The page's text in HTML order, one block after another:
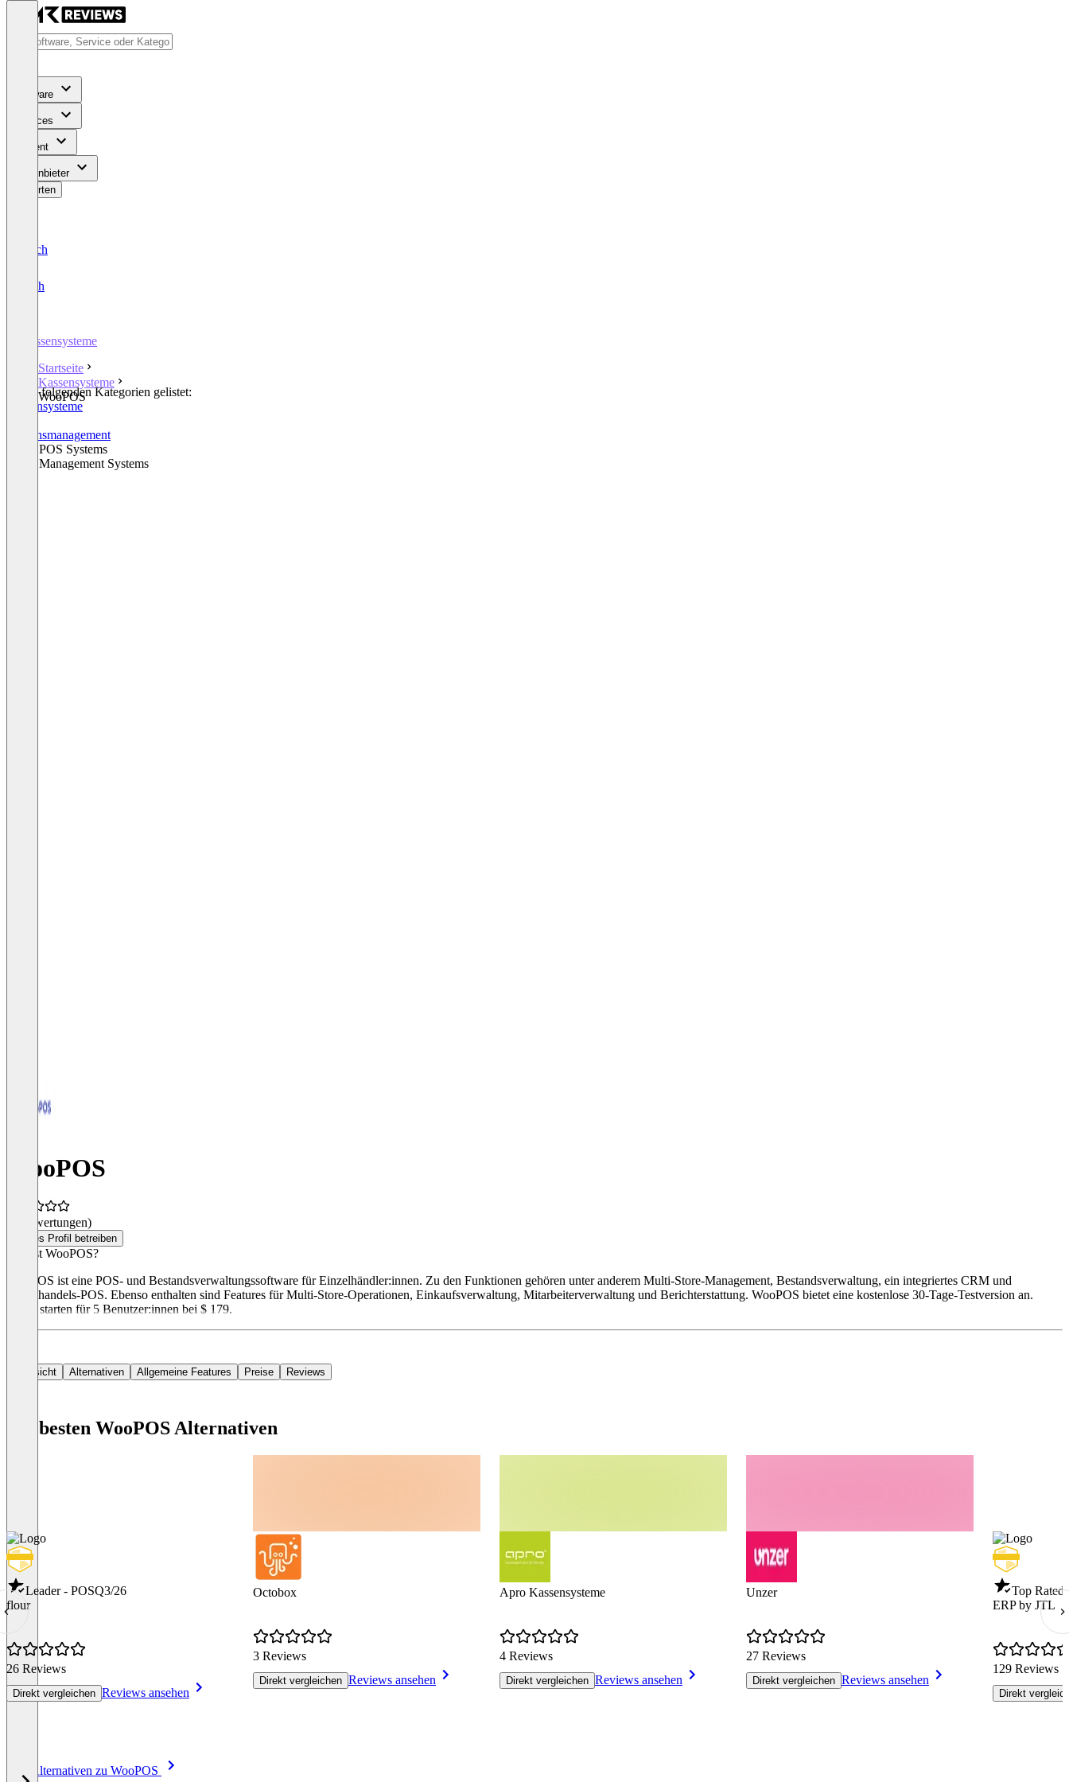
Software
Services
Content
Für Anbieter
Bewerten
Deutsch
English
Kassensysteme
Startseite
Kassensysteme
WooPOS
In den folgenden Kategorien gelistet:
Kassensysteme
Wissensmanagement
Retail POS Systems
Retail Management Systems
WooPOS
(0 Bewertungen)
Dieses Profil betreiben
Was ist WooPOS?
WooPOS ist eine POS- und Bestandsverwaltungssoftware für Einzelhändler:innen. Zu den Funktionen gehören unter anderem Multi-Store-Management, Bestandsverwaltung, ein integriertes CRM und
Einzelhandels-POS. Ebenso enthalten sind Features für Multi-Store-Operationen, Einkaufsverwaltung, Mitarbeiterverwaltung und Berichterstattung. WooPOS bietet eine kostenlose 30-Tage-Testversion an.
Preise starten für 5 Benutzer:innen bei $ 179.
Übersicht Alternativen Allgemeine Features Preise Reviews
Die besten WooPOS Alternativen
Leader - POSQ3/26
flour
26 Reviews
Direkt vergleichen Reviews ansehen
Octobox
3 Reviews
Direkt vergleichen Reviews ansehen
Apro Kassensysteme
4 Reviews
Direkt vergleichen Reviews ansehen
Unzer
27 Reviews
Direkt vergleichen Reviews ansehen
Top Rated
ERP by JTL
129 Reviews
Direkt
Alle Alternativen zu WooPOS